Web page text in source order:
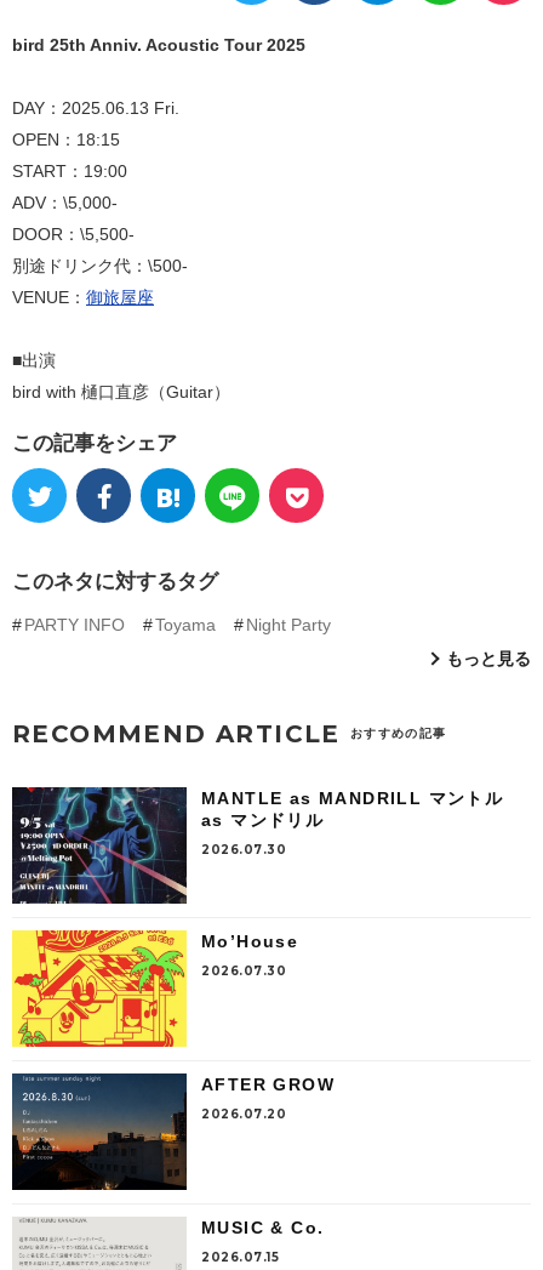
bird 25th Anniv. Acoustic Tour 2025
DAY：2025.06.13 Fri.
OPEN：18:15
START：19:00
ADV：\5,000-
DOOR：\5,500-
別途ドリンク代：\500-
VENUE： 御旅屋座
■出演
bird with 樋口直彦（Guitar）
この記事をシェア
このネタに対するタグ
PARTY INFO Toyama
Night Party
もっと見る
RECOMMEND ARTICLE おすすめの記事
MANTLE as MANDRILL マントル
as マンドリル
2026.07.30
Mo’House
2026.07.30
AFTER GROW
2026.07.20
MUSIC & Co.
2026.07.15